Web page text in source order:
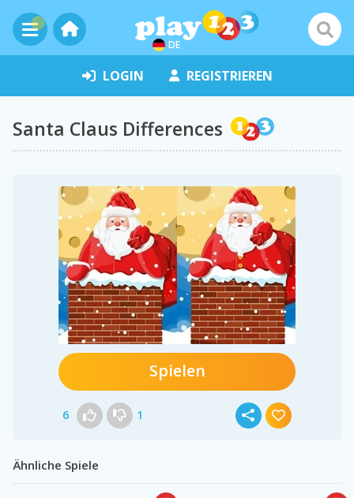
DE
LOGIN REGISTRIEREN
Santa Claus Differences
Spielen
6 1
Ähnliche Spiele